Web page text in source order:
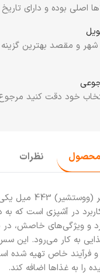
اصلی بوده و دارای
شهر و مقصد بهترین گزینه
خود دقت کنید
نظرات
443 میل
در آشپزی است که
و ویژگی‌های خاصش، در
به کار می‌رود. این سس
و فرآیند خاص تهیه شده
را به غذاها اضافه کند.